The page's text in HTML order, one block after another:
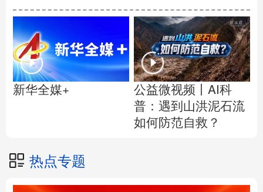
新华全媒+
公益微视频丨AI科
普：遇到山洪泥石流
如何防范自救？
热点专题